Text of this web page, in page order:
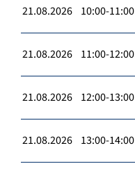
21.08.2026 10:00-11:00
21.08.2026 11:00-12:00
21.08.2026 12:00-13:00
21.08.2026 13:00-14:00